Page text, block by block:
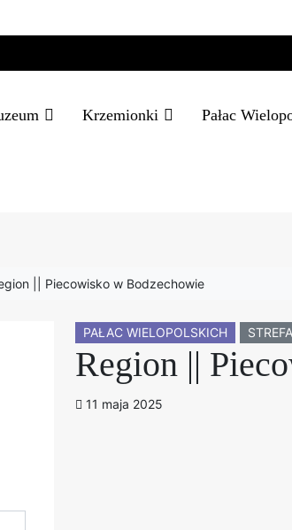
Krzemionki Pałac
|| Piecowisko w Bodzechowie
PAŁAC WIELOPOLSKICH
Region ||
11 maja 2025